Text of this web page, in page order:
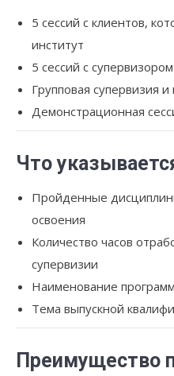
5 сессий с клиентов,
институт
5 сессий с супервизором
Групповая супервизия
Демонстрационная
Что
Пройденные
освоения
Количество часов
супервизии
Наименование
Тема выпускной
Преимущество